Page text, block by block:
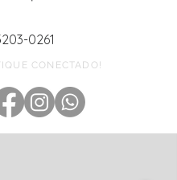
0261
CONECTADO!